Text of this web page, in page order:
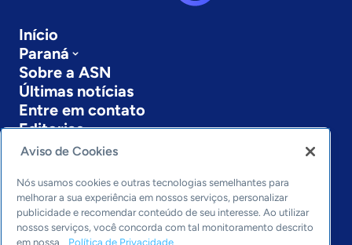
Início
Paraná
Sobre a ASN
Últimas notícias
Entre em contato
Editorias
Economia & Política
Inovação & Tecnologia
Cultura empreendedora
Dados
Arquivo
Aviso de Cookies
Nós usamos cookies e outras tecnologias semelhantes para
melhorar a sua experiência em nossos serviços, personalizar
publicidade e recomendar conteúdo de seu interesse. Ao utilizar
nossos serviços, você concorda com tal monitoramento descrito
em nossa
Política de Privacidade